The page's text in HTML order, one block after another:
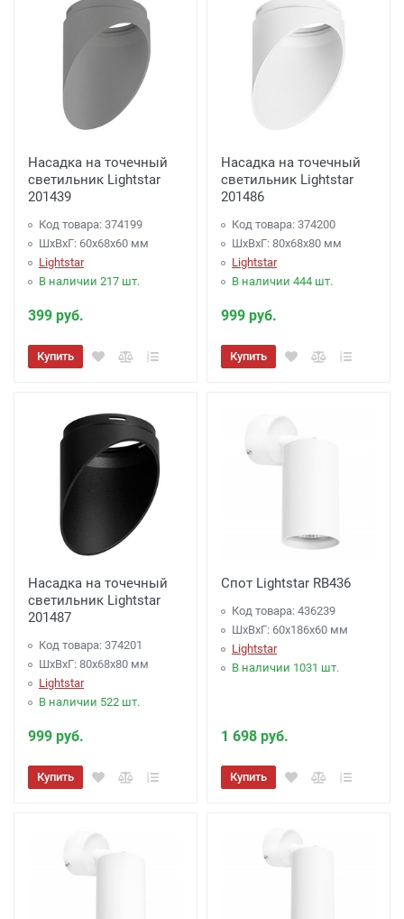
Насадка на точечный
светильник Lightstar
201439
Код товара: 374199
ШхВхГ: 60x68x60 мм
Lightstar
В наличии 217 шт.
399 руб.
Купить
Насадка на точечный
светильник Lightstar
201486
Код товара: 374200
ШхВхГ: 80x68x80 мм
Lightstar
В наличии 444 шт.
999 руб.
Купить
Насадка на точечный
светильник Lightstar
201487
Код товара: 374201
ШхВхГ: 80x68x80 мм
Lightstar
В наличии 522 шт.
999 руб.
Купить
Спот Lightstar RB436
Код товара: 436239
ШхВхГ: 60x186x60 мм
Lightstar
В наличии 1031 шт.
1 698 руб.
Купить